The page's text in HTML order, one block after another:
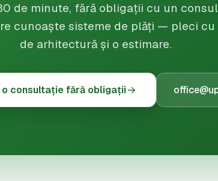
de minute, fără obligații cu un
cunoaște sisteme de plăți — pleci cu
de arhitectură și o estimare.
o consultație fără obligații